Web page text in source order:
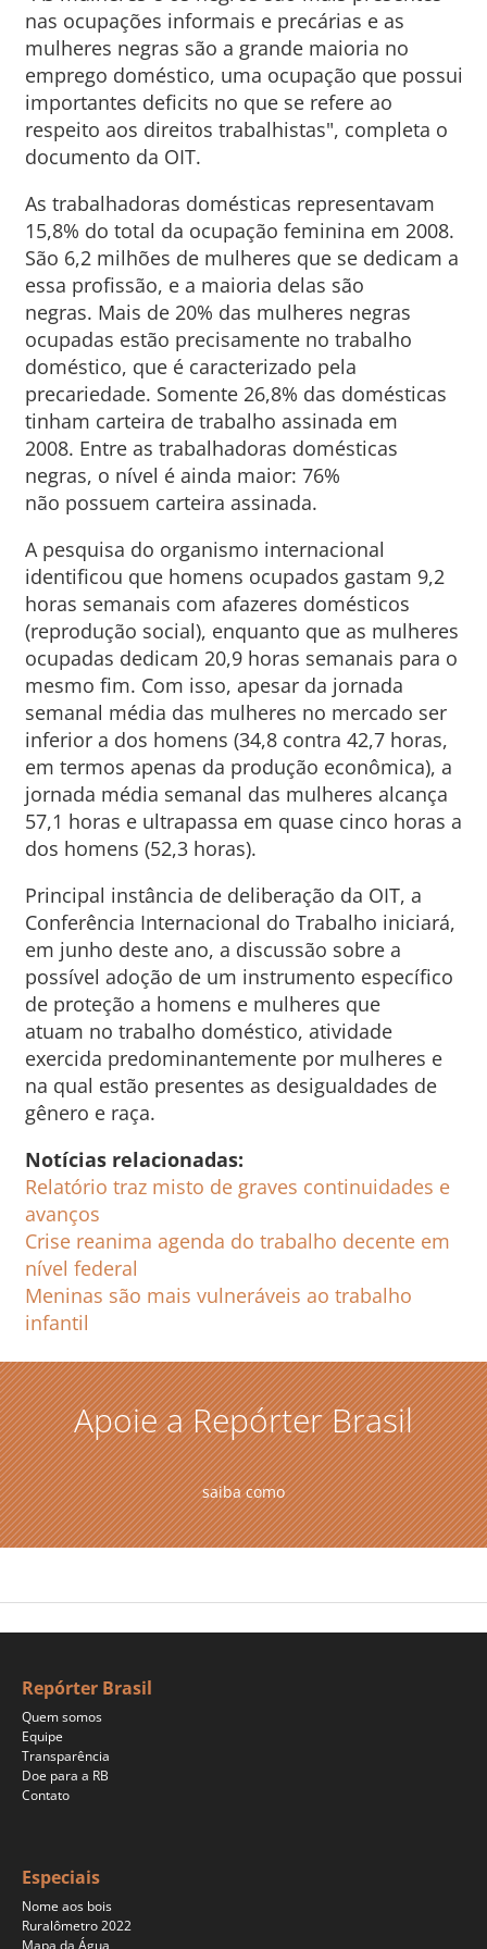
nas ocupações informais e precárias e as
mulheres negras são a grande maioria no
emprego doméstico, uma ocupação que possui
importantes deficits no que se refere ao
respeito aos direitos trabalhistas", completa o
documento da OIT.
As trabalhadoras domésticas representavam
15,8% do total da ocupação feminina em 2008.
São 6,2 milhões de mulheres que se dedicam a
essa profissão, e a maioria delas são
negras. Mais de 20% das mulheres negras
ocupadas estão precisamente no trabalho
doméstico, que é caracterizado pela
precariedade. Somente 26,8% das domésticas
tinham carteira de trabalho assinada em
2008. Entre as trabalhadoras domésticas
negras, o nível é ainda maior: 76%
não possuem carteira assinada.
A pesquisa do organismo internacional
identificou que homens ocupados gastam 9,2
horas semanais com afazeres domésticos
(reprodução social), enquanto que as mulheres
ocupadas dedicam 20,9 horas semanais para o
mesmo fim. Com isso, apesar da jornada
semanal média das mulheres no mercado ser
inferior a dos homens (34,8 contra 42,7 horas,
em termos apenas da produção econômica), a
jornada média semanal das mulheres alcança
57,1 horas e ultrapassa em quase cinco horas a
dos homens (52,3 horas).
Principal instância de deliberação da OIT, a
Conferência Internacional do Trabalho iniciará,
em junho deste ano, a discussão sobre a
possível adoção de um instrumento específico
de proteção a homens e mulheres que
atuam no trabalho doméstico, atividade
exercida predominantemente por mulheres e
na qual estão presentes as desigualdades de
gênero e raça.
Notícias relacionadas:
Relatório traz misto de graves continuidades e
avanços
Crise reanima agenda do trabalho decente em
nível federal
Meninas são mais vulneráveis ao trabalho
infantil
Apoie a Repórter Brasil
saiba como
Repórter Brasil
Quem somos
Equipe
Transparência
Doe para a RB
Contato
Especiais
Nome aos bois
Ruralômetro 2022
Mapa da Água